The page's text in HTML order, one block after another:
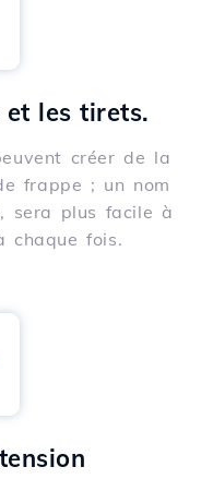
les tirets.
créer de la
frappe ; un nom
sera plus facile à
chaque fois.